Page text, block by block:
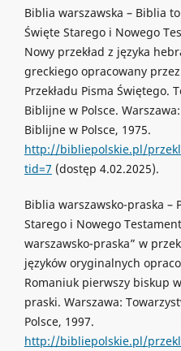
Biblia warszawska – Biblia
Święte Starego i Nowego
Nowy przekład z języka
greckiego opracowany
Przekładu Pisma Świętego.
Biblijne w Polsce.
Biblijne w Polsce, 1975.
http://bibliepolskie.pl/
tid=7 (dostęp 4.02.2025).
Biblia warszawsko-praska –
Starego i Nowego
warszawsko-praska” w
języków oryginalnych
Romaniuk pierwszy biskup
praski. Warszawa:
Polsce, 1997.
http://bibliepolskie.pl/